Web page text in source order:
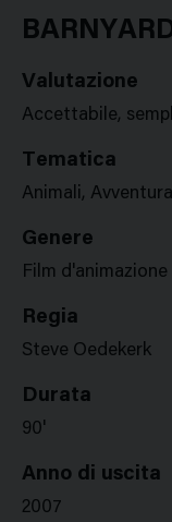
Plus
Valutazione
Accettabile,
Tematica
Animali,
Genere
Film d'animazione
Regia
Steve Oedekerk
Durata
90'
Anno di uscita
2007